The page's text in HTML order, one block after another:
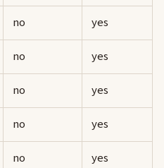
no
yes
no
yes
no
yes
no
yes
no
yes